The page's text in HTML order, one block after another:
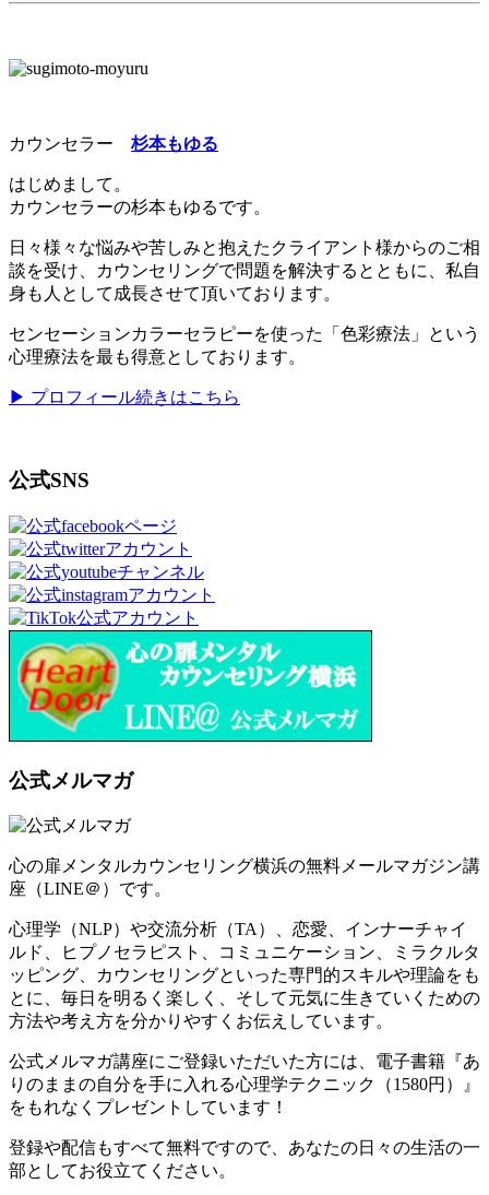
カウンセラー 杉本もゆる
はじめまして。
カウンセラーの杉本もゆるです。
日々様々な悩みや苦しみと抱えたクライアント様からのご相
談を受け、カウンセリングで問題を解決するとともに、私自
身も人として成長させて頂いております。
センセーションカラーセラピーを使った「色彩療法」という
心理療法を最も得意としております。
▶ プロフィール続きはこちら
公式SNS
公式メルマガ
心の扉メンタルカウンセリング横浜の無料メールマガジン講
座（LINE＠）です。
心理学（NLP）や交流分析（TA）、恋愛、インナーチャイ
ルド、ヒプノセラピスト、コミュニケーション、ミラクルタ
ッピング、カウンセリングといった専門的スキルや理論をも
とに、毎日を明るく楽しく、そして元気に生きていくための
方法や考え方を分かりやすくお伝えしています。
公式メルマガ講座にご登録いただいた方には、電子書籍『あ
りのままの自分を手に入れる心理学テクニック（1580円）』
をもれなくプレゼントしています！
登録や配信もすべて無料ですので、あなたの日々の生活の一
部としてお役立てください。